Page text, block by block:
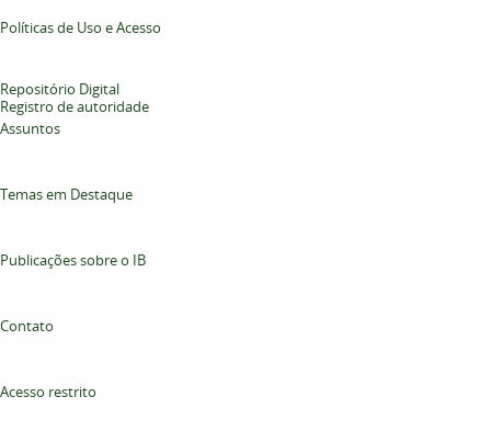
Políticas de Uso e Acesso
Repositório Digital
Registro de autoridade
Assuntos
Temas em Destaque
Publicações sobre o IB
Contato
Acesso restrito